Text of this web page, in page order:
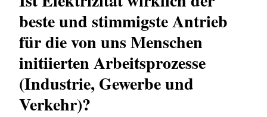
beste und stimmigste Antrieb
für die von uns Menschen
initiierten Arbeitsprozesse
(Industrie, Gewerbe und
Verkehr)?